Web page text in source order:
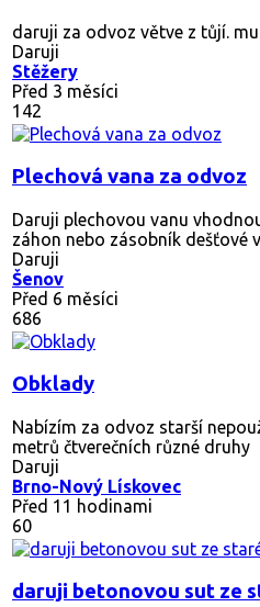
daruji za odvoz větve z tůjí.
Daruji
Stěžery
Před 3 měsíci
142
Plechová vana za odvoz
Daruji plechovou vanu
záhon nebo zásobník dešťové
Daruji
Šenov
Před 6 měsíci
686
Obklady
Nabízím za odvoz starší
metrů čtverečních různé druhy
Daruji
Brno-Nový Lískovec
Před 11 hodinami
60
daruji betonovou sut ze